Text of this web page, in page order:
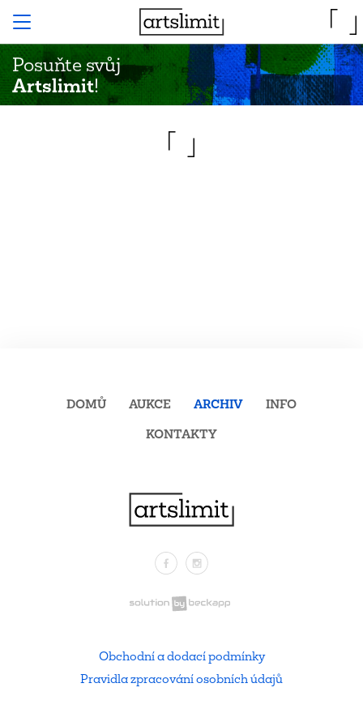
Posuňte svůj
Artslimit!
FacebookInstagram
DOMŮ AUKCE ARCHIV
INFO
KONTAKTY
Obchodní a dodací podmínky
Pravidla zpracování osobních údajů